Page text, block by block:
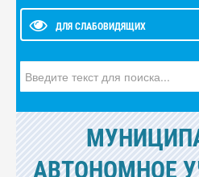
ДЛЯ СЛАБОВИДЯЩИХ
АВТОНОМНОЕ